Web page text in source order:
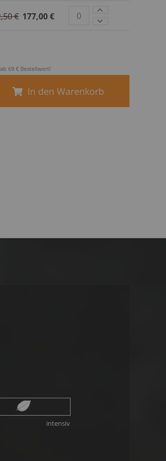
177,00 €
€
69 € Bestellwert!
In den Warenkorb
intensiv